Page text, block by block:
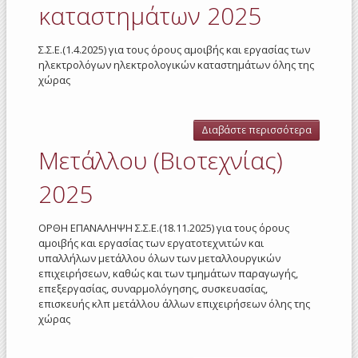
καταστημάτων 2025
Σ.Σ.Ε.(1.4.2025) για τους όρους αμοιβής και εργασίας των
ηλεκτρολόγων ηλεκτρολογικών καταστημάτων όλης της
χώρας
Διαβάστε περισσότερα
Μετάλλου (Βιοτεχνίας)
2025
ΟΡΘΗ ΕΠΑΝΑΛΗΨΗ Σ.Σ.Ε.(18.11.2025) για τους όρους
αμοιβής και εργασίας των εργατοτεχνιτών και
υπαλλήλων μετάλλου όλων των μεταλλουργικών
επιχειρήσεων, καθώς και των τμημάτων παραγωγής,
επεξεργασίας, συναρμολόγησης, συσκευασίας,
επισκευής κλπ μετάλλου άλλων επιχειρήσεων όλης της
χώρας